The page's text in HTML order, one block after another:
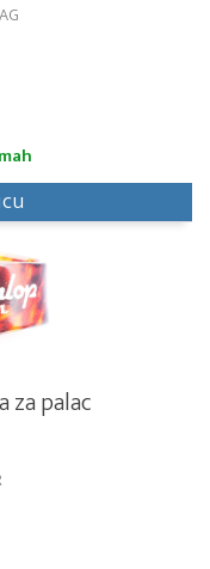
za palac